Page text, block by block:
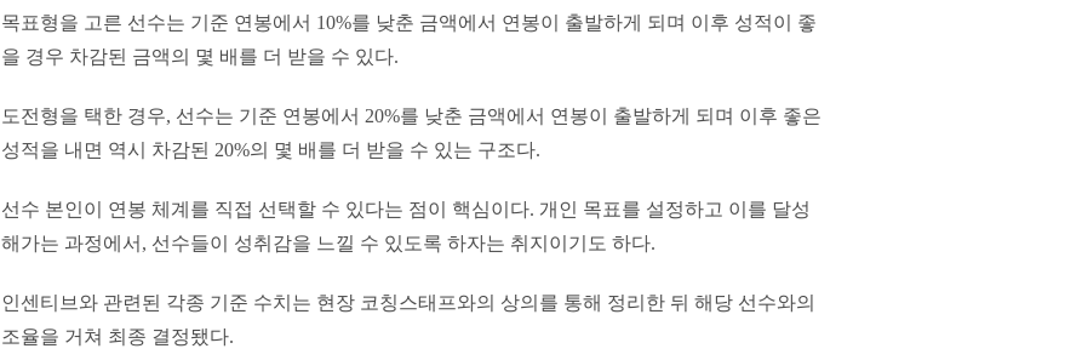
목표형을 고른 선수는 기준 연봉에서 10%를 낮춘 금액에서 연봉이 출발하게 되며 이후 성적이 좋
을 경우 차감된 금액의 몇 배를 더 받을 수 있다.
도전형을 택한 경우, 선수는 기준 연봉에서 20%를 낮춘 금액에서 연봉이 출발하게 되며 이후 좋은
성적을 내면 역시 차감된 20%의 몇 배를 더 받을 수 있는 구조다.
선수 본인이 연봉 체계를 직접 선택할 수 있다는 점이 핵심이다. 개인 목표를 설정하고 이를 달성
해가는 과정에서, 선수들이 성취감을 느낄 수 있도록 하자는 취지이기도 하다.
인센티브와 관련된 각종 기준 수치는 현장 코칭스태프와의 상의를 통해 정리한 뒤 해당 선수와의
조율을 거쳐 최종 결정됐다.